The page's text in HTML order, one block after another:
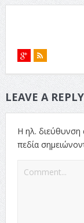
LEAVE A REPLY
Η ηλ. διεύθυνση
πεδία